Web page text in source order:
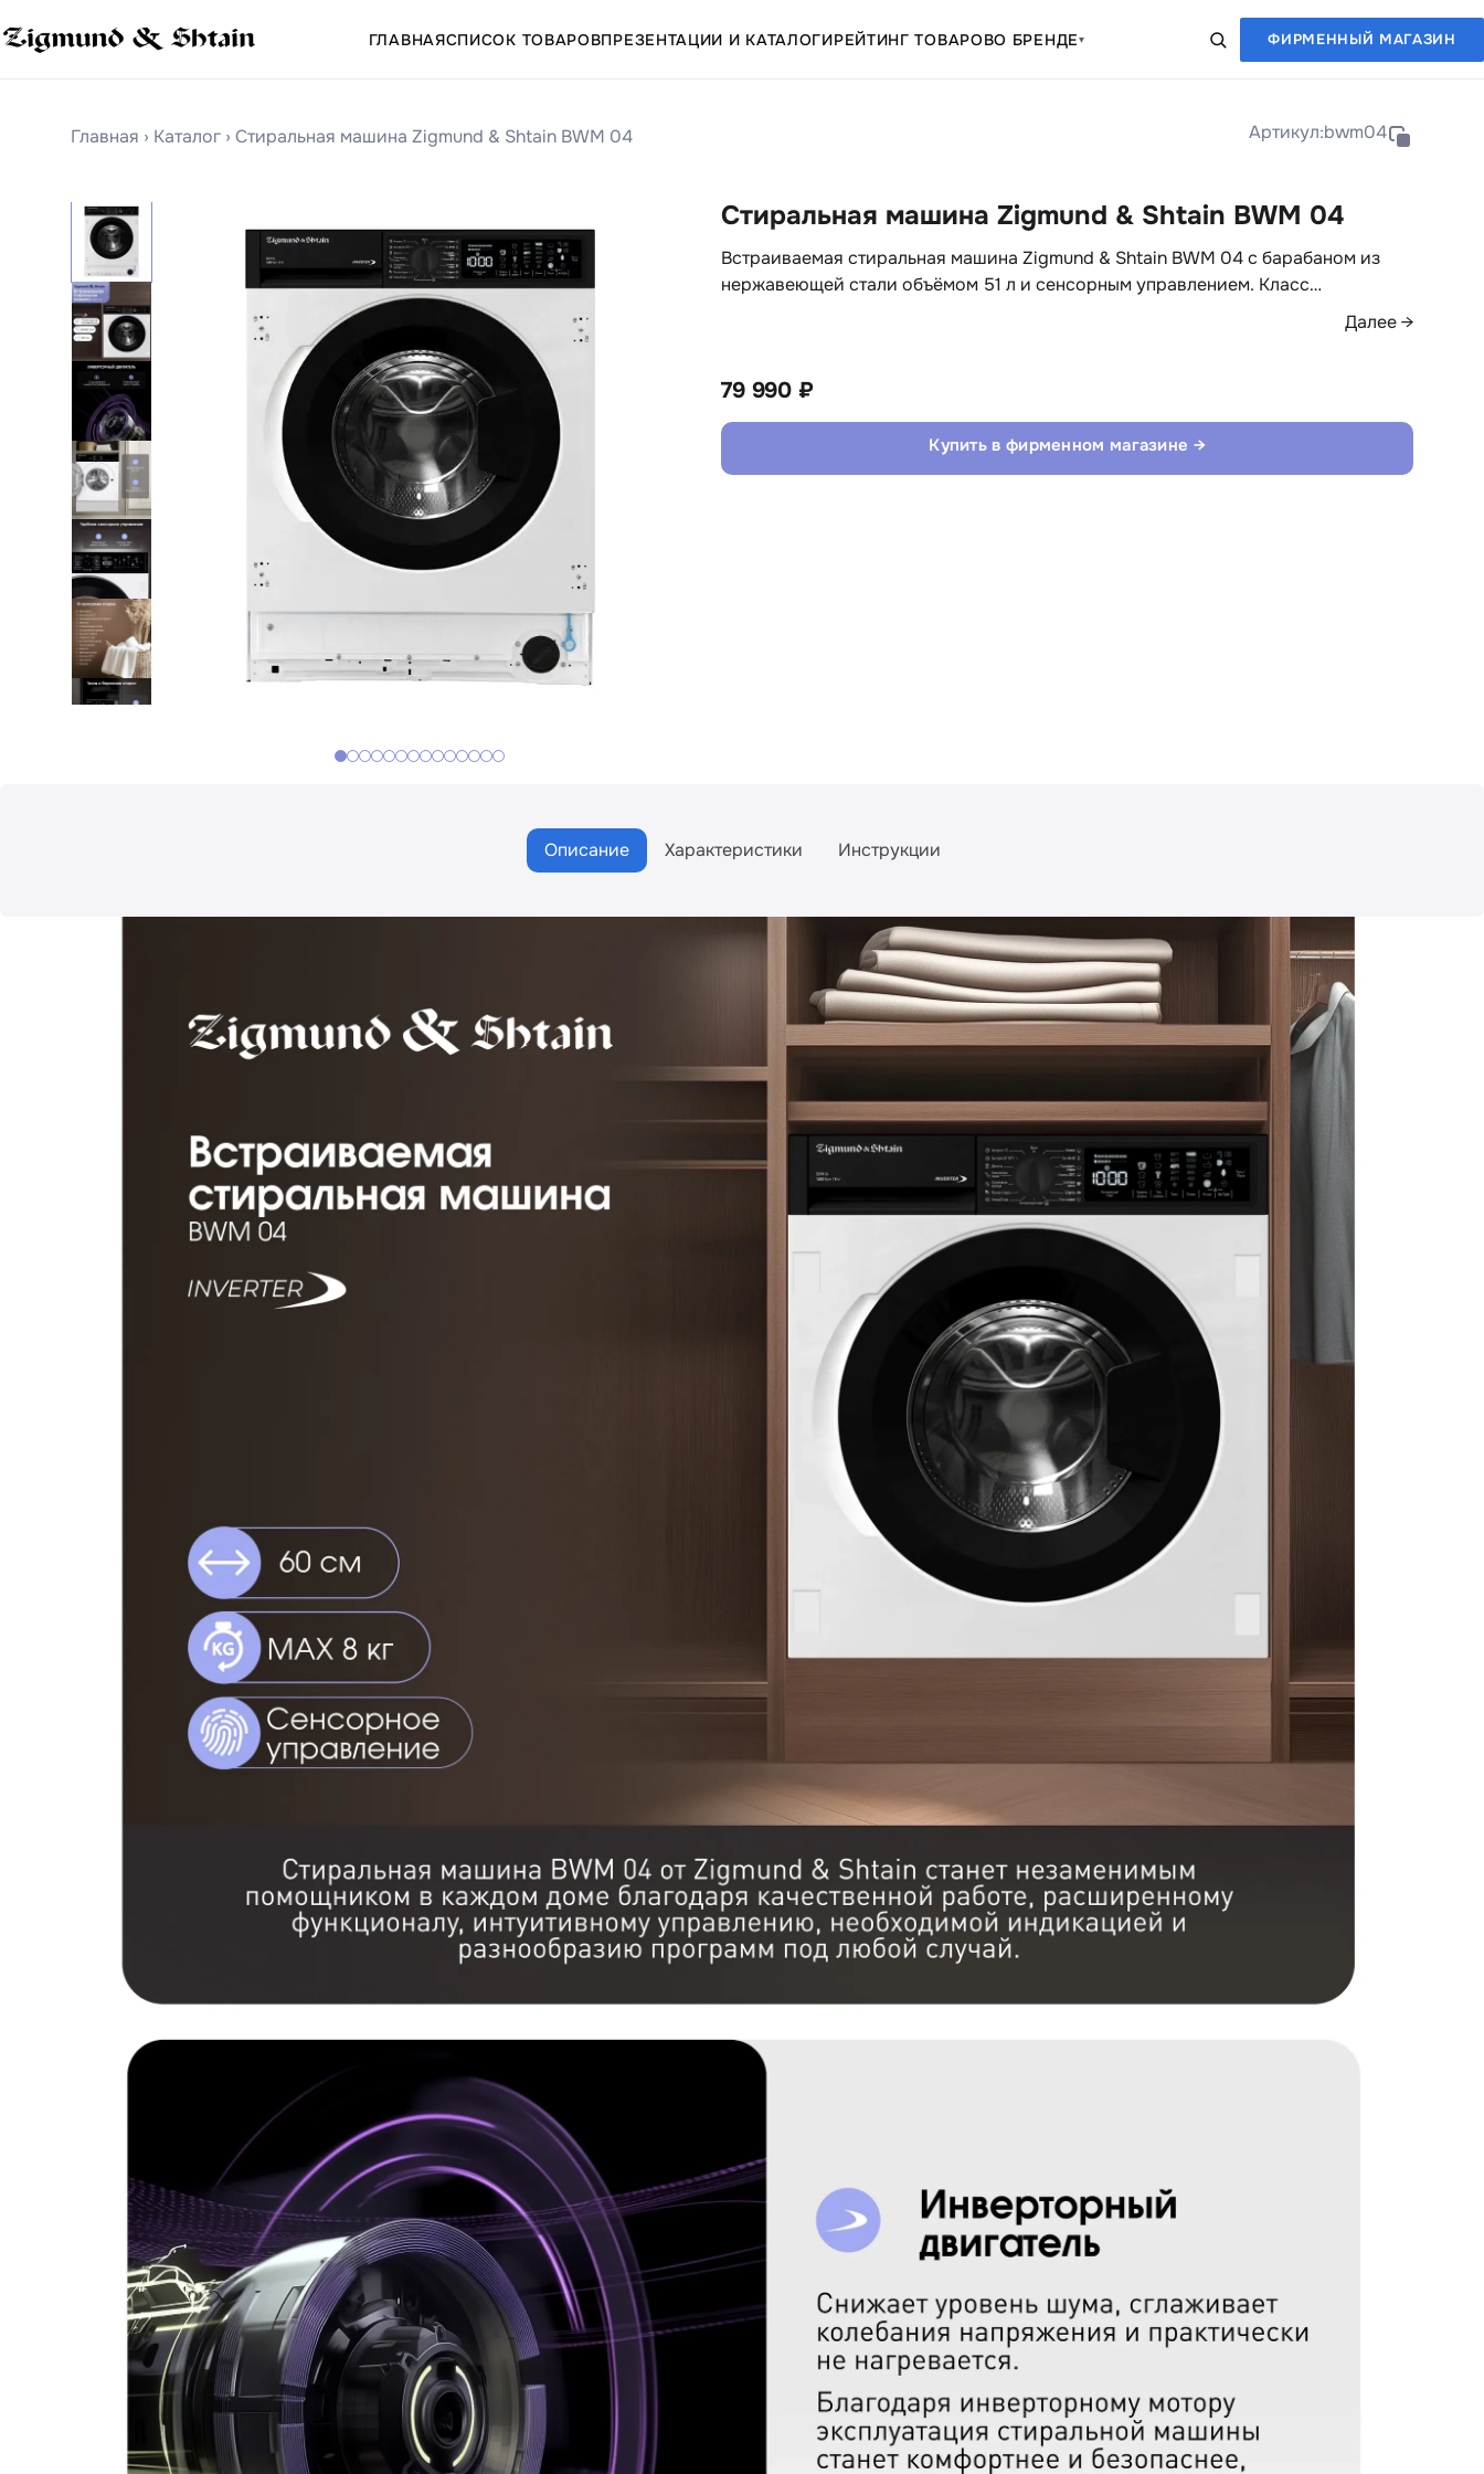
ГЛАВНАЯСПИСОК ТОВАРОВПРЕЗЕНТАЦИИ И КАТАЛОГИРЕЙТИНГ ТОВАРОВО БРЕНДЕ▾ ФИРМЕННЫЙ МАГАЗИН
Главная › Каталог › Стиральная машина Zigmund & Shtain BWM 04 Артикул:bwm04
Стиральная машина Zigmund & Shtain BWM 04
Встраиваемая стиральная машина Zigmund & Shtain BWM 04 с барабаном из
нержавеющей стали объёмом 51 л и сенсорным управлением. Класс…
Далее →
79 990 ₽
Купить в фирменном магазине →
Описание Характеристики Инструкции
КУПИТЬ В ОДИН КЛИК
Заполните короткую форму —
и мы оформим заказ за вас.
Ваше имя
Стиральная машина Zigmund & Shtain BWM 04
Артикул:bwm04
Поделитесь впечатлениями